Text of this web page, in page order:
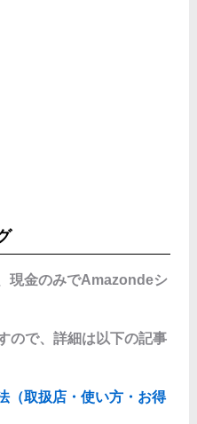
現金のみでAmazondeシ
ので、詳細は以下の記事
（取扱店・使い方・お得